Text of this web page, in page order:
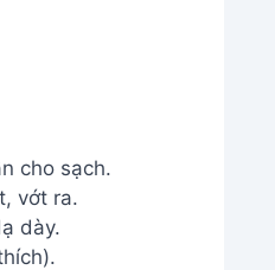
cho sạch.
vớt ra.
dày.